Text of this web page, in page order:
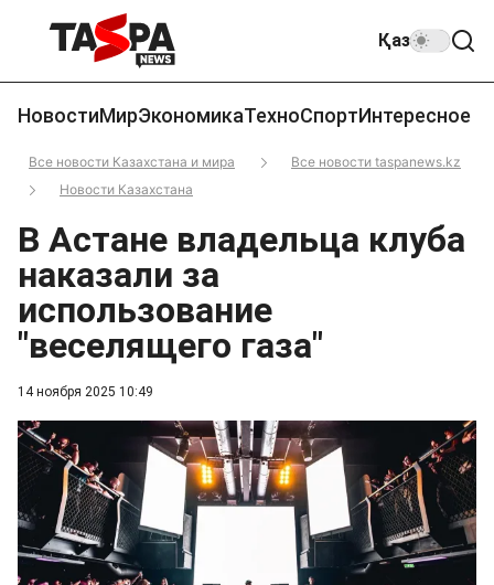
Қаз
НовостиМирЭкономикаТехноСпортИнтересное
Все новости Казахстана и мира
Все новости taspanews.kz
Новости Казахстана
14 ноября 2025 10:49
В Астане владельца клуба
наказали за
использование
"веселящего газа"